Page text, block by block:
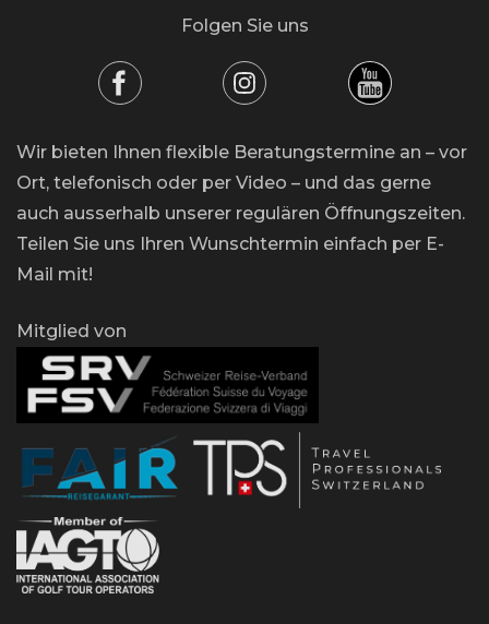
Folgen Sie uns
Wir bieten Ihnen flexible Beratungstermine an – vor
Ort, telefonisch oder per Video – und das gerne
auch ausserhalb unserer regulären Öffnungszeiten.
Teilen Sie uns Ihren Wunschtermin einfach per E-
Mail mit!
Mitglied von